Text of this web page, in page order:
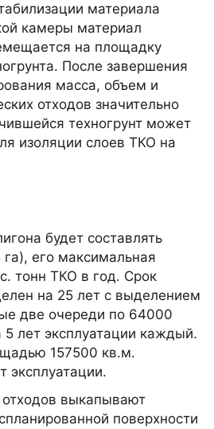
материала
камеры материал
на площадку
После завершения
масса, объем и
отходов значительно
техногрунт может
изоляции слоев ТКО на
будет составлять
его максимальная
тонн ТКО в год. Срок
на 25 лет с выделением
две очереди по 64000
лет эксплуатации каждый.
157500 кв.м.
эксплуатации.
выкапывают
поверхности